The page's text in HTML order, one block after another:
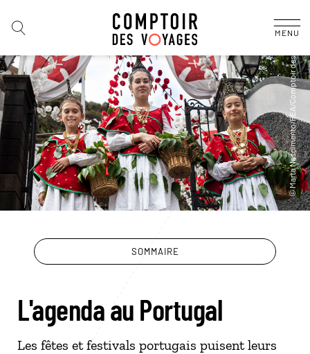
MENU
SOMMAIRE
L'agenda au Portugal
Les fêtes et festivals portugais puisent leurs